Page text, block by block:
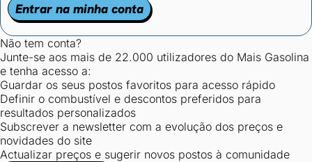
Entrar na minha conta
Não tem conta?
Junte-se aos mais de 22.000 utilizadores do Mais Gasolina
e tenha acesso a:
Guardar os seus postos favoritos para acesso rápido
Definir o combustível e descontos preferidos para
resultados personalizados
Subscrever a newsletter com a evolução dos preços e
novidades do site
Actualizar preços e sugerir novos postos à comunidade